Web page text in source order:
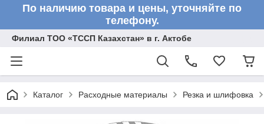
По наличию товара и цены, уточняйте по
телефону.
Филиал ТОО «ТССП Казахстан» в г. Актобе
Каталог Расходные материалы Резка и шлифовка